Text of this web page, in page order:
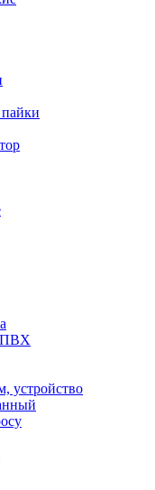
ПВХ
устройство